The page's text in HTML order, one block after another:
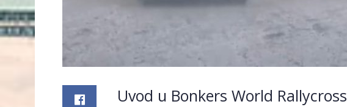
Uvod u Bonkers World Rallycross